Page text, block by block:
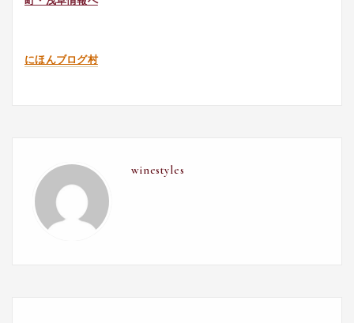
にほんブログ村
winestyles